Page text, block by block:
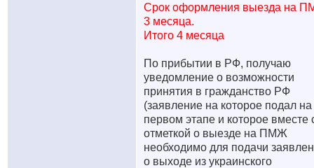
Срок оформления выезда на
3 месяца.
Итого 4 месяца
По прибытии в РФ, получаю
уведомление о возможности
принятия в гражданство РФ
(заявление на которое подал на
первом этапе и которое вместе
отметкой о выезде на ПМЖ
необходимо для подачи
о выходе из украинского